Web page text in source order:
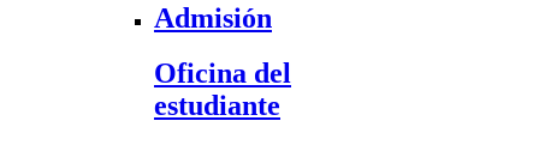
Admisión
Oficina del
estudiante